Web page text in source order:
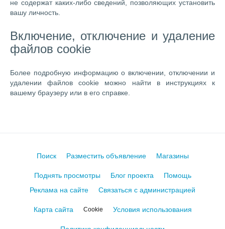
не содержат каких-либо сведений, позволяющих установить
вашу личность.
Включение, отключение и удаление
файлов cookie
Более подробную информацию о включении, отключении и
удалении файлов cookie можно найти в инструкциях к
вашему браузеру или в его справке.
Поиск Разместить объявление Магазины
Поднять просмотры Блог проекта
Помощь
Реклама на сайте
Связаться с администрацией
Карта сайта Cookie Условия использования